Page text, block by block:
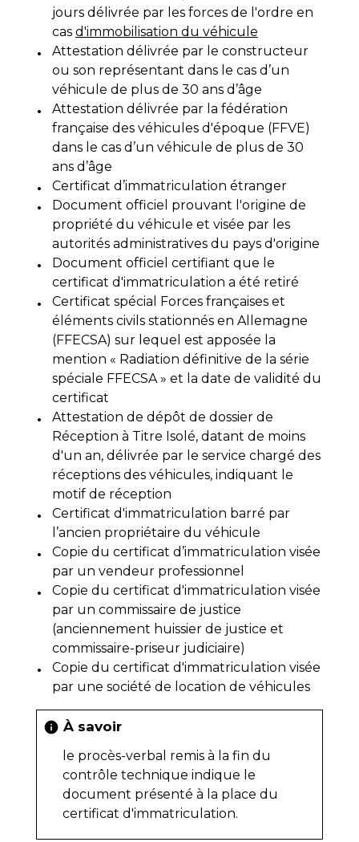
jours délivrée par les forces de l'ordre en
cas d'immobilisation du véhicule
Attestation délivrée par le constructeur
ou son représentant dans le cas d’un
véhicule de plus de 30 ans d’âge
Attestation délivrée par la fédération
française des véhicules d'époque (FFVE)
dans le cas d’un véhicule de plus de 30
ans d’âge
Certificat d’immatriculation étranger
Document officiel prouvant l'origine de
propriété du véhicule et visée par les
autorités administratives du pays d'origine
Document officiel certifiant que le
certificat d'immatriculation a été retiré
Certificat spécial Forces françaises et
éléments civils stationnés en Allemagne
(FFECSA) sur lequel est apposée la
mention « Radiation définitive de la série
spéciale FFECSA » et la date de validité du
certificat
Attestation de dépôt de dossier de
Réception à Titre Isolé, datant de moins
d'un an, délivrée par le service chargé des
réceptions des véhicules, indiquant le
motif de réception
Certificat d'immatriculation barré par
l’ancien propriétaire du véhicule
Copie du certificat d’immatriculation visée
par un vendeur professionnel
Copie du certificat d'immatriculation visée
par un commissaire de justice
(anciennement huissier de justice et
commissaire-priseur judiciaire)
Copie du certificat d'immatriculation visée
par une société de location de véhicules
info À savoir
le procès-verbal remis à la fin du
contrôle technique indique le
document présenté à la place du
certificat d'immatriculation.